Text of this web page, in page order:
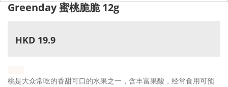
Greenday 蜜桃脆脆 12g
HKD 19.9
桃是大众常吃的香甜可口的水果之一，含丰富果酸，经常食用可预